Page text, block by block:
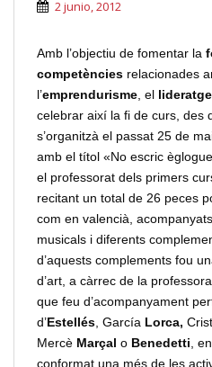
2 junio, 2012
Amb l’objectiu de fomentar la
competències relacionades
l’emprendurisme, el lideratge
celebrar així la fi de curs, des
s’organitzà el passat 25 de
amb el títol «No escric
el professorat dels primers
recitant un total de 26 peces
com en valencià,
musicals i diferents
d’aquests complements fou
d’art, a càrrec de la
que feu d’acompanyament
d’Estellés, García Lorca,
Mercè Marçal o Benedetti,
conformat una més de les